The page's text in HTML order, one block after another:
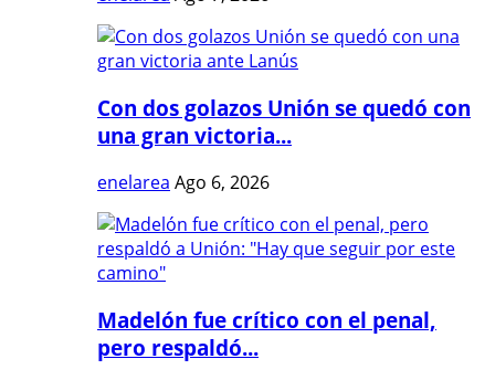
Con dos golazos Unión se quedó con
una gran victoria...
enelarea Ago 6, 2026
Madelón fue crítico con el penal,
pero respaldó...